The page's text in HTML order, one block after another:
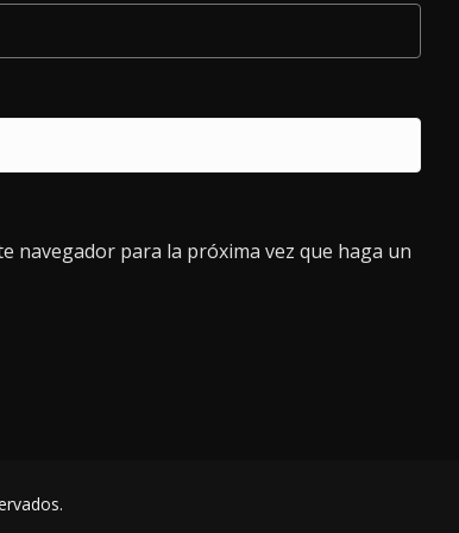
navegador para la próxima vez que haga un